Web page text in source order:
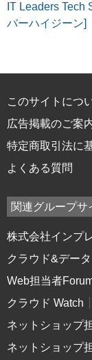
IT Leaders Tech
バーハイジーン]
このサイトにつ
広告掲載のご案
特定商取引法に
よくある質問
関連グループサ
株式会社インプ
クラウド&デー
Web担当者
クラウド Watch
ネットショップ
ネットショップ